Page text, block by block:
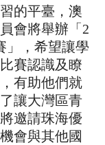
的平臺，澳
會將舉辦「 2
」，希望讓學
賽認識及瞭
有助他們就
讓大灣區青
邀請珠海優
會與其他國